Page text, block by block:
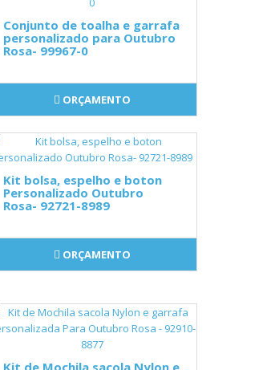
Conjunto de toalha e garrafa
personalizado para Outubro
Rosa- 99967-0
ORÇAMENTO
Kit bolsa, espelho e boton
Personalizado Outubro
Rosa- 92721-8989
ORÇAMENTO